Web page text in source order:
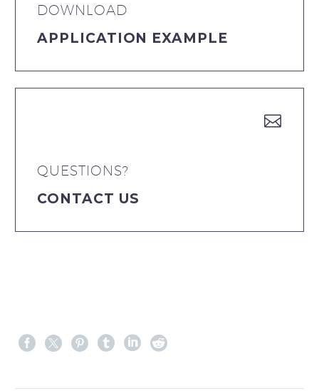
DOWNLOAD
APPLICATION EXAMPLE


QUESTIONS?
CONTACT US